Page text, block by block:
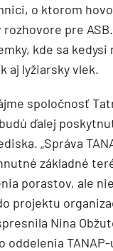
o ktorom
pre
kde sa kedysi
aj lyžiarsky vlek.
spoločnosť
ďalej
„Správa
základné
porastov, ale
projektu
Nina
oddelenia TANAP-